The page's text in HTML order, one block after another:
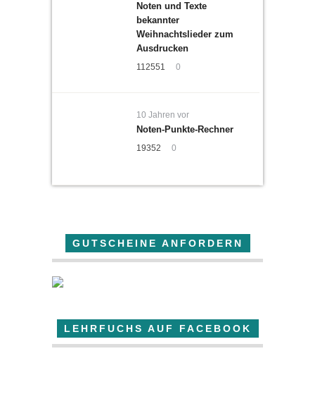
Noten und Texte
bekannter
Weihnachtslieder zum
Ausdrucken
112551 0
10 Jahren vor
Noten-Punkte-Rechner
19352 0
GUTSCHEINE ANFORDERN
LEHRFUCHS AUF FACEBOOK